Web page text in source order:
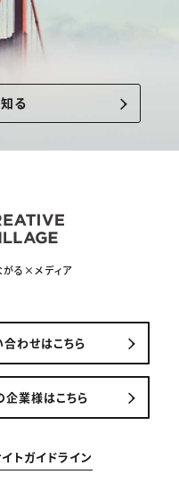
る
がる×メディア
わせはこちら
企業様はこちら
トガイドライン